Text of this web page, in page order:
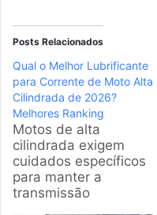
Posts Relacionados
Qual o Melhor Lubrificante
para Corrente de Moto Alta
Cilindrada de 2026?
Melhores Ranking
Motos de alta
cilindrada exigem
cuidados específicos
para manter a
transmissão